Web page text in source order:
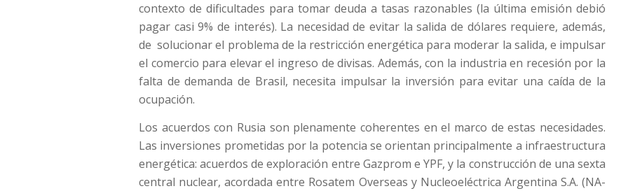
contexto de dificultades para tomar deuda a tasas razonables (la última emisión debió
pagar casi 9% de interés). La necesidad de evitar la salida de dólares requiere, además,
de solucionar el problema de la restricción energética para moderar la salida, e impulsar
el comercio para elevar el ingreso de divisas. Además, con la industria en recesión por la
falta de demanda de Brasil, necesita impulsar la inversión para evitar una caída de la
ocupación.
Los acuerdos con Rusia son plenamente coherentes en el marco de estas necesidades.
Las inversiones prometidas por la potencia se orientan principalmente a infraestructura
energética: acuerdos de exploración entre Gazprom e YPF, y la construcción de una sexta
central nuclear, acordada entre Rosatem Overseas y Nucleoeléctrica Argentina S.A. (NA-